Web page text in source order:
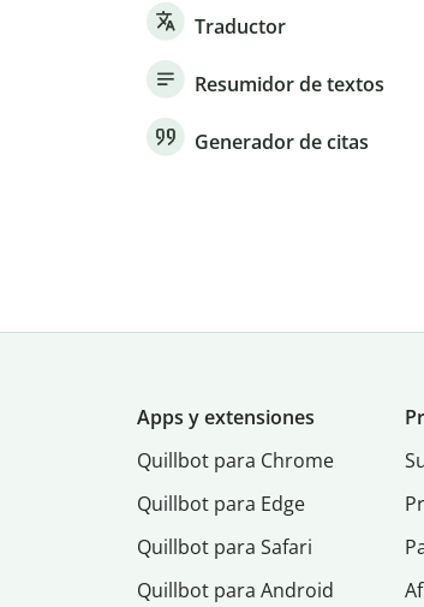
Traductor
Resumidor de textos
Generador de citas
Apps y extensiones
Quillbot para Chrome
Quillbot para Edge
Quillbot para Safari
Quillbot para Android